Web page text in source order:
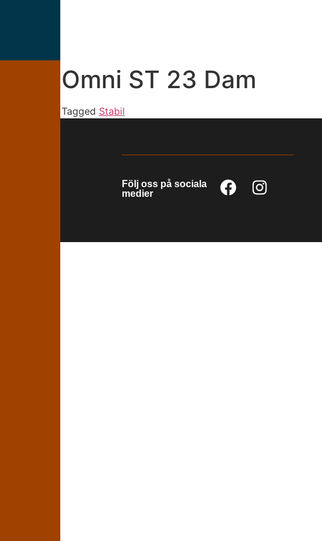
Omni ST 23 Dam
Tagged Stabil
Följ oss på sociala
medier